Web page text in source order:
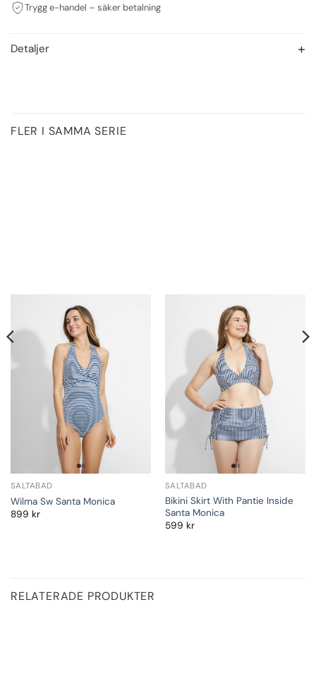
Trygg e-handel – säker betalning
Detaljer
FLER I SAMMA SERIE
SALTABAD
Wilma Sw Santa Monica
899 kr
SALTABAD
Bikini Skirt With Pantie Inside
Santa Monica
599 kr
RELATERADE PRODUKTER